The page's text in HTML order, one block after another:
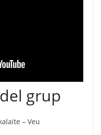
grup
– Veu